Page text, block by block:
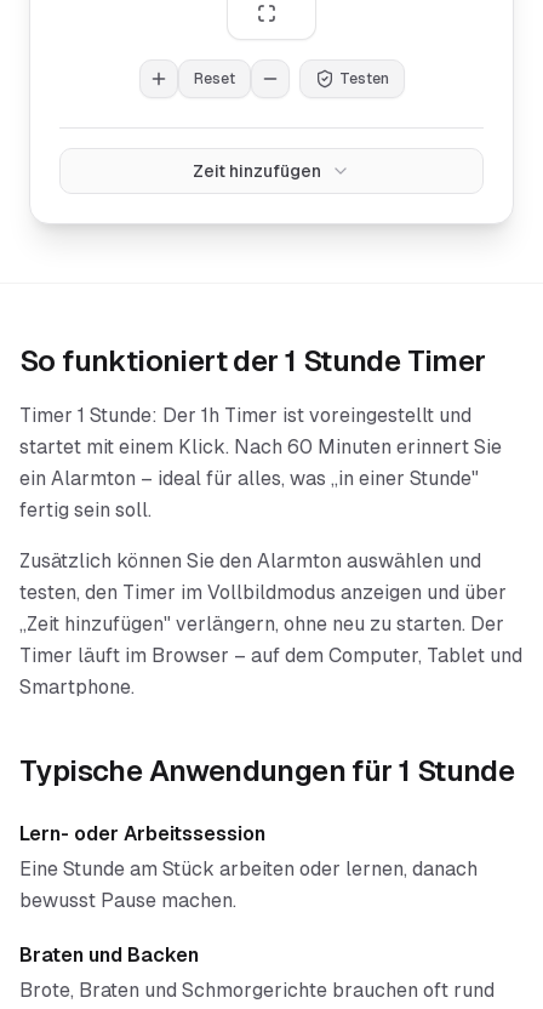
Reset Testen
Zeit hinzufügen
So funktioniert der 1 Stunde Timer
Timer 1 Stunde: Der 1h Timer ist voreingestellt und
startet mit einem Klick. Nach 60 Minuten erinnert Sie
ein Alarmton – ideal für alles, was „in einer Stunde"
fertig sein soll.
Zusätzlich können Sie den Alarmton auswählen und
testen, den Timer im Vollbildmodus anzeigen und über
„Zeit hinzufügen" verlängern, ohne neu zu starten. Der
Timer läuft im Browser – auf dem Computer, Tablet und
Smartphone.
Typische Anwendungen für 1 Stunde
Lern- oder Arbeitssession
Eine Stunde am Stück arbeiten oder lernen, danach
bewusst Pause machen.
Braten und Backen
Brote, Braten und Schmorgerichte brauchen oft rund